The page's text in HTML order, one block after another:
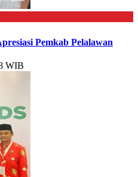
Pemkab Pelalawan
WIB